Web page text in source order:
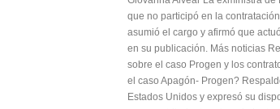
que no participó en la
asumió el cargo y afirmó que
en su publicación. Más noticias
sobre el caso Progen y los
el caso Apagón- Progen?
Estados Unidos y expresó su